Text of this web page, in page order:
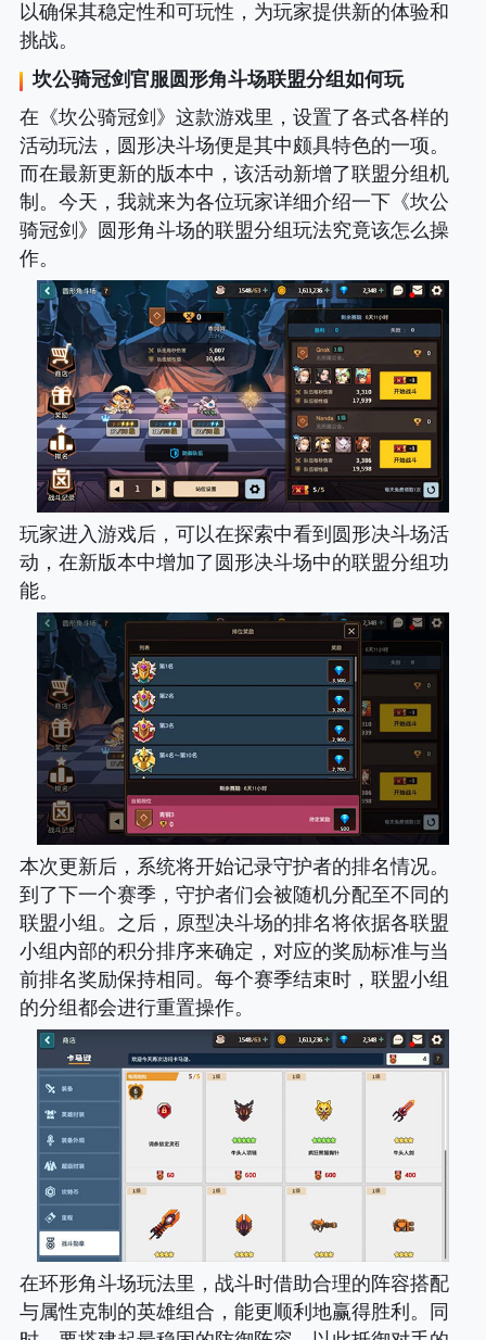
以确保其稳定性和可玩性，为玩家提供新的体验和
挑战。
坎公骑冠剑官服圆形角斗场联盟分组如何玩
在《坎公骑冠剑》这款游戏里，设置了各式各样的
活动玩法，圆形决斗场便是其中颇具特色的一项。
而在最新更新的版本中，该活动新增了联盟分组机
制。今天，我就来为各位玩家详细介绍一下《坎公
骑冠剑》圆形角斗场的联盟分组玩法究竟该怎么操
作。
玩家进入游戏后，可以在探索中看到圆形决斗场活
动，在新版本中增加了圆形决斗场中的联盟分组功
能。
本次更新后，系统将开始记录守护者的排名情况。
到了下一个赛季，守护者们会被随机分配至不同的
联盟小组。之后，原型决斗场的排名将依据各联盟
小组内部的积分排序来确定，对应的奖励标准与当
前排名奖励保持相同。每个赛季结束时，联盟小组
的分组都会进行重置操作。
在环形角斗场玩法里，战斗时借助合理的阵容搭配
与属性克制的英雄组合，能更顺利地赢得胜利。同